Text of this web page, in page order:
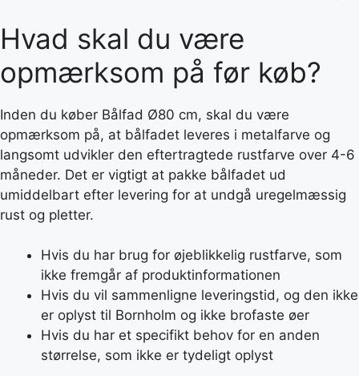
Hvad skal du være
opmærksom på før køb?
Inden du køber Bålfad Ø80 cm, skal du være
opmærksom på, at bålfadet leveres i metalfarve og
langsomt udvikler den eftertragtede rustfarve over 4-6
måneder. Det er vigtigt at pakke bålfadet ud
umiddelbart efter levering for at undgå uregelmæssig
rust og pletter.
Hvis du har brug for øjeblikkelig rustfarve, som
ikke fremgår af produktinformationen
Hvis du vil sammenligne leveringstid, og den ikke
er oplyst til Bornholm og ikke brofaste øer
Hvis du har et specifikt behov for en anden
størrelse, som ikke er tydeligt oplyst